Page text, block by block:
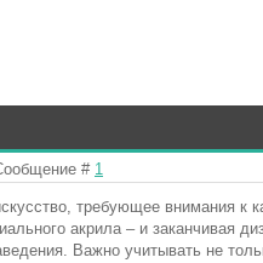
# 1
требующее внимания
акрила – и заканчивая
Важно учитывать не